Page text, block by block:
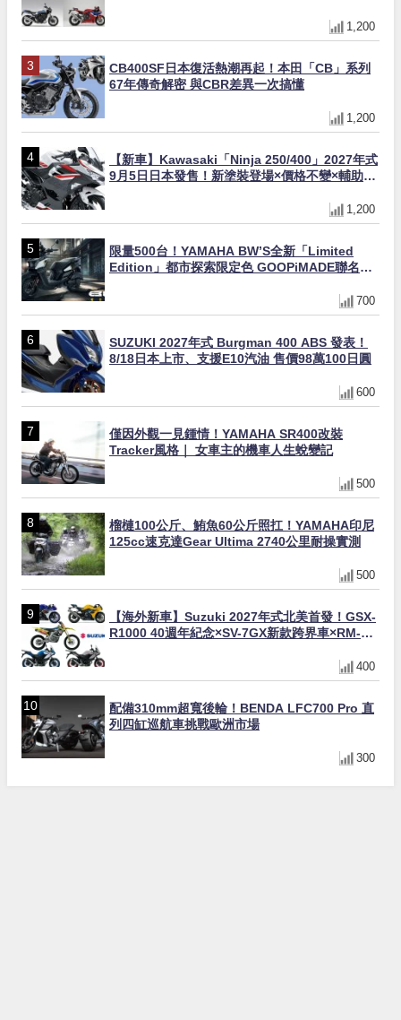
1,200
CB400SF日本復活熱潮再起！本田「CB」系列
67年傳奇解密 與CBR差異一次搞懂
1,200
【新車】Kawasaki「Ninja 250/400」2027年式
9月5日日本發售！新塗裝登場×價格不變×輔助滑
1,200
限量500台！YAMAHA BW’S全新「Limited
Edition」都市探索限定色 GOOPiMADE聯名包
700
SUZUKI 2027年式 Burgman 400 ABS 發表！
8/18日本上市、支援E10汽油 售價98萬100日圓
600
僅因外觀一見鍾情！YAMAHA SR400改裝
Tracker風格｜ 女車主的機車人生蛻變記
500
榴槤100公斤、鮪魚60公斤照扛！YAMAHA印尼
125cc速克達Gear Ultima 2740公里耐操實測
500
【海外新車】Suzuki 2027年式北美首發！GSX-
R1000 40週年紀念×SV-7GX新款跨界車×RM-
400
配備310mm超寬後輪！BENDA LFC700 Pro 直
列四缸巡航車挑戰歐洲市場
300